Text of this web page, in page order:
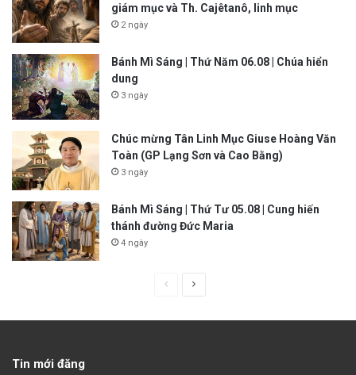
giám mục và Th. Cajêtanô, linh mục
2 ngày
Bánh Mì Sáng | Thứ Năm 06.08 | Chúa hiển
dung
3 ngày
Chúc mừng Tân Linh Mục Giuse Hoàng Văn
Toàn (GP Lạng Sơn và Cao Bằng)
3 ngày
Bánh Mì Sáng | Thứ Tư 05.08 | Cung hiến
thánh đường Đức Maria
4 ngày
Tin mới đăng